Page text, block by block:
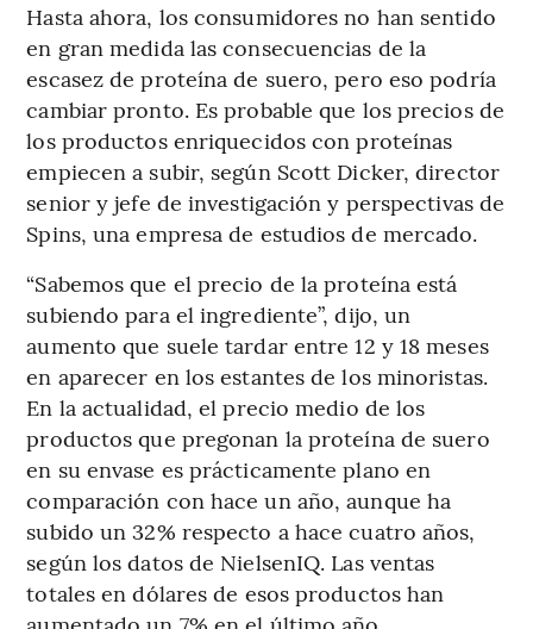
Hasta ahora, los consumidores no han sentido
en gran medida las consecuencias de la
escasez de proteína de suero, pero eso podría
cambiar pronto. Es probable que los precios de
los productos enriquecidos con proteínas
empiecen a subir, según Scott Dicker, director
senior y jefe de investigación y perspectivas de
Spins, una empresa de estudios de mercado.
“Sabemos que el precio de la proteína está
subiendo para el ingrediente”, dijo, un
aumento que suele tardar entre 12 y 18 meses
en aparecer en los estantes de los minoristas.
En la actualidad, el precio medio de los
productos que pregonan la proteína de suero
en su envase es prácticamente plano en
comparación con hace un año, aunque ha
subido un 32% respecto a hace cuatro años,
según los datos de NielsenIQ. Las ventas
totales en dólares de esos productos han